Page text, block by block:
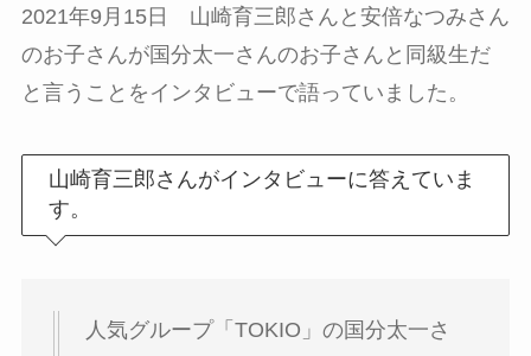
2021年9月15日 山崎育三郎さんと安倍なつみさん
のお子さんが国分太一さんのお子さんと同級生だ
と言うことをインタビューで語っていました。
山崎育三郎さんがインタビューに答えていま
す。
人気グループ「TOKIO」の国分太一さ